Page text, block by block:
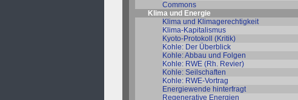
Commons
Klima und Energie
Klima und Klimagerechtigkeit
Klima-Kapitalismus
Kyoto-Protokoll (Kritik)
Kohle: Der Überblick
Kohle: Abbau und Folgen
Kohle: RWE (Rh. Revier)
Kohle: Seilschaften
Kohle: RWE-Vortrag
Energiewende hinterfragt
Regenerative Energien